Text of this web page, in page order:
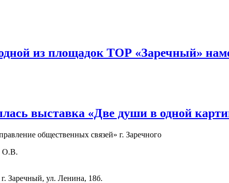
из площадок ТОР «Заречный»
выставка «Две души в одной
общественных связей» г. Заречного
О.В.
Заречный, ул. Ленина, 18б.